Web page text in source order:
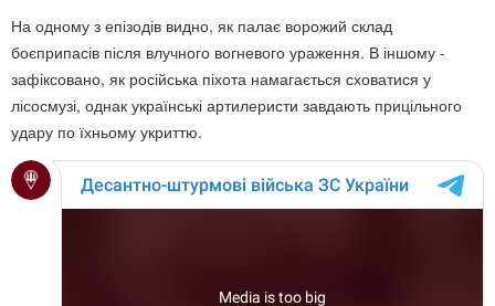
На одному з епізодів видно, як палає ворожий склад
боєприпасів після влучного вогневого ураження. В іншому -
зафіксовано, як російська піхота намагається сховатися у
лісосмузі, однак українські артилеристи завдають прицільного
удару по їхньому укриттю.